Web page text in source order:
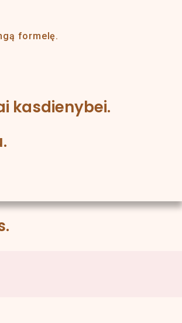
formelę.
kasdienybei.